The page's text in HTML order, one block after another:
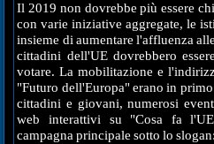
Il 2019 non dovrebbe più essere
con varie iniziative aggregate, le
insieme di aumentare l'affluenza
cittadini dell'UE dovrebbero
votare. La mobilitazione e
"Futuro dell'Europa" erano in
cittadini e giovani, numerosi
web interattivi su "Cosa fa
campagna principale sotto lo slogan: